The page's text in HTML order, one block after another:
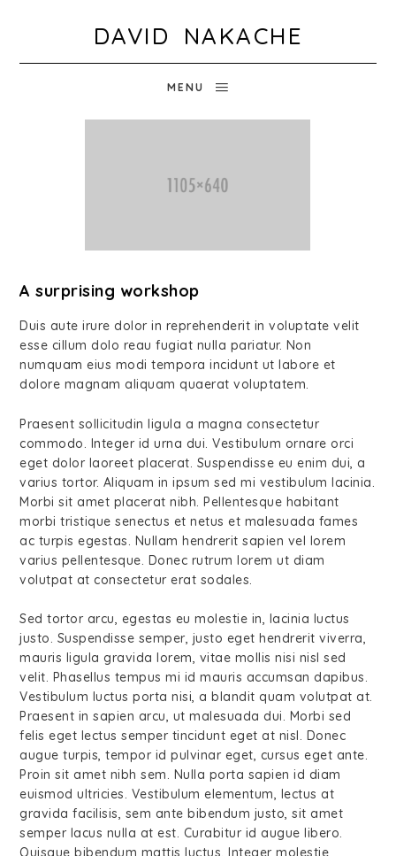
DAVID NAKACHE
MENU
A surprising workshop
Duis aute irure dolor in reprehenderit in voluptate velit
esse cillum dolo reau fugiat nulla pariatur. Non
numquam eius modi tempora incidunt ut labore et
dolore magnam aliquam quaerat voluptatem.
Praesent sollicitudin ligula a magna consectetur
commodo. Integer id urna dui. Vestibulum ornare orci
eget dolor laoreet placerat. Suspendisse eu enim dui, a
varius tortor. Aliquam in ipsum sed mi vestibulum lacinia.
Morbi sit amet placerat nibh. Pellentesque habitant
morbi tristique senectus et netus et malesuada fames
ac turpis egestas. Nullam hendrerit sapien vel lorem
varius pellentesque. Donec rutrum lorem ut diam
volutpat at consectetur erat sodales.
Sed tortor arcu, egestas eu molestie in, lacinia luctus
justo. Suspendisse semper, justo eget hendrerit viverra,
mauris ligula gravida lorem, vitae mollis nisi nisl sed
velit. Phasellus tempus mi id mauris accumsan dapibus.
Vestibulum luctus porta nisi, a blandit quam volutpat at.
Praesent in sapien arcu, ut malesuada dui. Morbi sed
felis eget lectus semper tincidunt eget at nisl. Donec
augue turpis, tempor id pulvinar eget, cursus eget ante.
Proin sit amet nibh sem. Nulla porta sapien id diam
euismod ultricies. Vestibulum elementum, lectus at
gravida facilisis, sem ante bibendum justo, sit amet
semper lacus nulla at est. Curabitur id augue libero.
Quisque bibendum mattis luctus. Integer molestie